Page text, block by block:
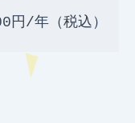
円/年（税込）